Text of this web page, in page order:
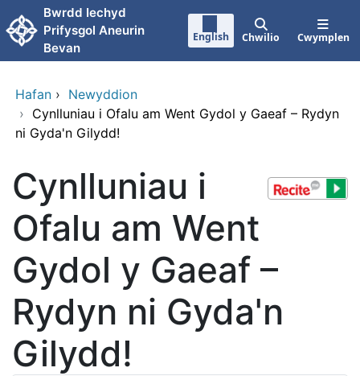
Neidio i'r prif gynnwy
Bwrdd Iechyd
Prifysgol Aneurin
Bevan
English Chwilio Cwymplen
Hafan › Newyddion
› Cynlluniau i Ofalu am Went Gydol y Gaeaf – Rydyn
ni Gyda'n Gilydd!
Cynlluniau i
Ofalu am Went
Gydol y Gaeaf –
Rydyn ni Gyda'n
Gilydd!